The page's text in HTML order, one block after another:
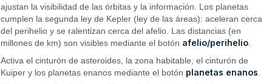
ajustan la visibilidad de las órbitas y la información. Los planetas
cumplen la segunda ley de Kepler (ley de las áreas): aceleran cerca
del perihelio y se ralentizan cerca del afelio. Las distancias (en
millones de km) son visibles mediante el botón afelio/perihelio
Activa el cinturón de asteroides, la zona habitable, el cinturón de
Kuiper y los planetas enanos mediante el botón planetas enanos